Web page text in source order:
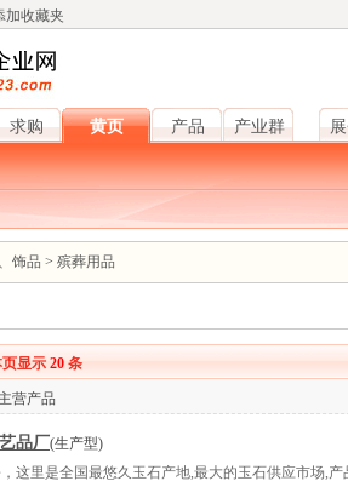
加收藏夹
求购 黄页 产品 产业群
饰品 > 殡葬用品
显示 20 条
营产品
品厂(生产型)
这里是全国最悠久玉石产地,最大的玉石供应市场,产